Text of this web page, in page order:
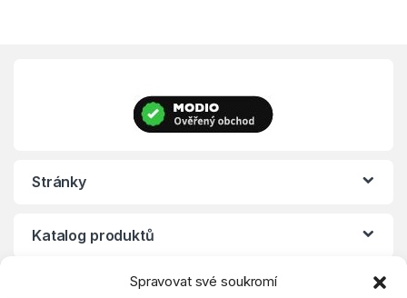
Spravovat své soukromí
Stránky
Katalog produktů